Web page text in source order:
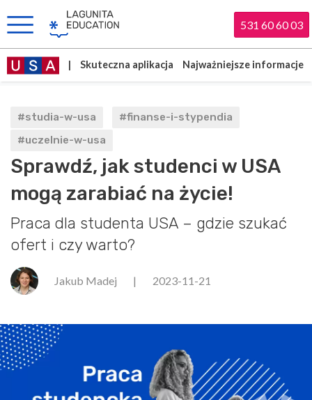
531 60 60 03
| Skuteczna aplikacja Najważniejsze informacje
#studia-w-usa
#finanse-i-stypendia
#uczelnie-w-usa
Sprawdź, jak studenci w USA
mogą zarabiać na życie!
Praca dla studenta USA – gdzie szukać
ofert i czy warto?
Jakub Madej | 2023-11-21